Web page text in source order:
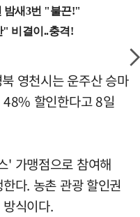
영천시는 운주산 승마
48% 할인한다고 8일
' 가맹점으로 참여해
다. 농촌 관광 할인권
식이다.